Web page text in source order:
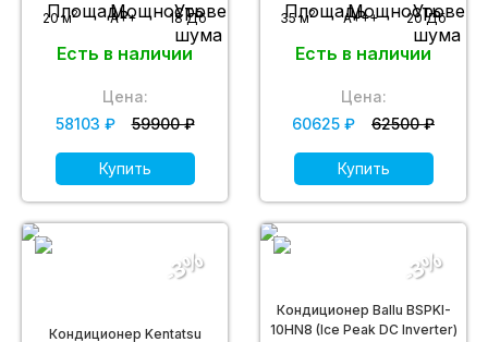
20 м2 A++ 18 Дб
Есть в наличии
Цена:
58103 ₽
59900 ₽
Купить
35 м2 A+++ 20 Дб
Есть в наличии
Цена:
60625 ₽
62500 ₽
Купить
Кондиционер Kentatsu
-3%
Кондиционер Ballu BSPKI-
10HN8 (Ice Peak DC Inverter)
-3%